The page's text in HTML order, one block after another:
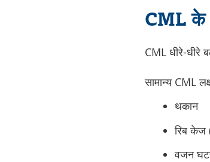
CML के
CML धीरे-धीरे
सामान्य CML
थकान
रिब केज
वजन